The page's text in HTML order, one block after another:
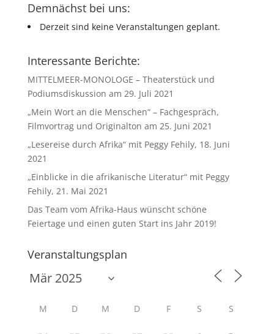
Demnächst bei uns:
Derzeit sind keine Veranstaltungen geplant.
Interessante Berichte:
MITTELMEER-MONOLOGE – Theaterstück und
Podiumsdiskussion am 29. Juli 2021
„Mein Wort an die Menschen“ – Fachgespräch,
Filmvortrag und Originalton am 25. Juni 2021
„Lesereise durch Afrika“ mit Peggy Fehily, 18. Juni
2021
„Einblicke in die afrikanische Literatur“ mit Peggy
Fehily, 21. Mai 2021
Das Team vom Afrika-Haus wünscht schöne
Feiertage und einen guten Start ins Jahr 2019!
Veranstaltungsplan
M D M D F S S